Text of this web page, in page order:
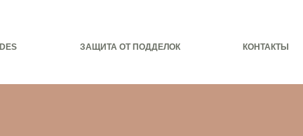
ЗАЩИТА ОТ ПОДДЕЛОК КОНТАКТЫ